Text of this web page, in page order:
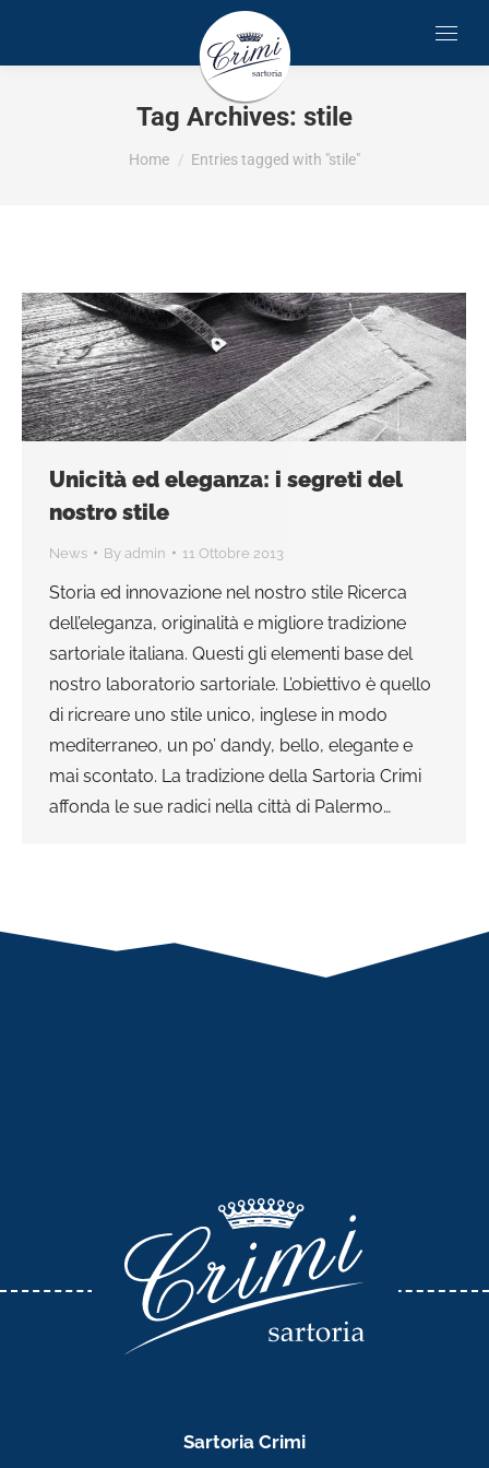
Tag Archives: stile
You are here:
Home Entries tagged with "stile"
Unicità ed eleganza: i segreti del
nostro stile
News By admin 11 Ottobre 2013
Storia ed innovazione nel nostro stile Ricerca
dell’eleganza, originalità e migliore tradizione
sartoriale italiana. Questi gli elementi base del
nostro laboratorio sartoriale. L’obiettivo è quello
di ricreare uno stile unico, inglese in modo
mediterraneo, un po’ dandy, bello, elegante e
mai scontato. La tradizione della Sartoria Crimi
affonda le sue radici nella città di Palermo…
Sartoria Crimi